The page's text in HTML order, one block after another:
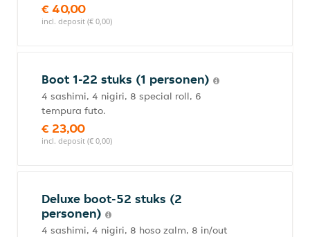
€ 40,00
incl. deposit (€ 0,00)
Boot 1-22 stuks (1 personen)
4 sashimi, 4 nigiri, 8 special roll, 6
tempura futo.
€ 23,00
incl. deposit (€ 0,00)
Deluxe boot-52 stuks (2
personen)
4 sashimi, 4 nigiri, 8 hoso zalm, 8 in/out